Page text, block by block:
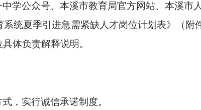
学公众号、本溪市教育局官方网站、本溪市
系统夏季引进急需紧缺人才岗位计划表》（附
体负责解释说明。
，实行诚信承诺制度。